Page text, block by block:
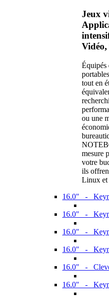
Jeux
Équipés
tout en
ou une
mesure
votre
ils
Linux et
16.0" -
16.0" -
16.0" -
16.0" -
16.0" -
16.0" -